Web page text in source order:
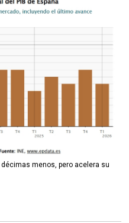
menos, pero acelera su